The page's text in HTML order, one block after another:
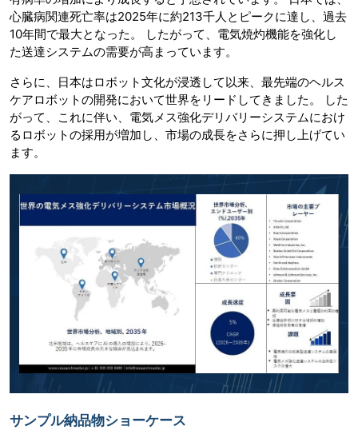
心臓病関連死亡率は2025年に約213千人とピークに達し、過去
10年間で最大となった。 したがって、電気焼灼機能を強化し
た送達システムの需要が高まっています。
さらに、日本はロボット文化が浸透して以来、最先端のヘルス
ケアロボットの開発において世界をリードしてきました。 した
がって、これに伴い、電気メス強化デリバリーシステムにおけ
るロボットの採用が増加し、市場の成長をさらに押し上げてい
ます。
サンプル納品物ショーケース